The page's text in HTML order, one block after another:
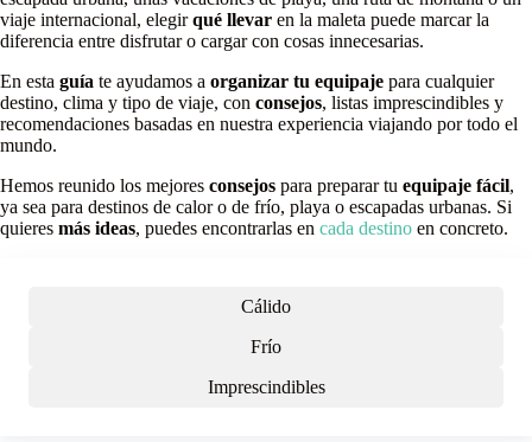
viaje internacional, elegirqué llevar en la maleta puede marcar la
diferencia entre disfrutar o cargar con cosas innecesarias.
En esta guía te ayudamos a organizar tu equipaje para cualquier
destino, clima y tipo de viaje, con consejos, listas imprescindibles y
recomendaciones basadas en nuestra experiencia viajando por todo el
mundo.
Hemos reunido los mejores consejos para preparar tu equipaje fácil,
ya sea para destinos de calor o de frío, playa o escapadas urbanas. Si
quieres más ideas, puedes encontrarlas en cada destino en concreto.
Cálido
Frío
Imprescindibles